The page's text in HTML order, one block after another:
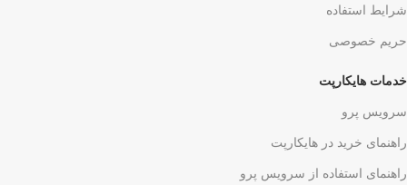
شرایط استفاده
حریم خصوصی
خدمات هایکارپت
سرویس پرو
راهنمای خرید در هایکارپت
راهنمای استفاده از سرویس پرو